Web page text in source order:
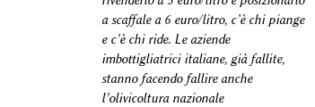
a scaffale a 6 euro/litro, c’è chi piange
e c’è chi ride. Le aziende
imbottigliatrici italiane, già fallite,
stanno facendo fallire anche
l’olivicoltura nazionale